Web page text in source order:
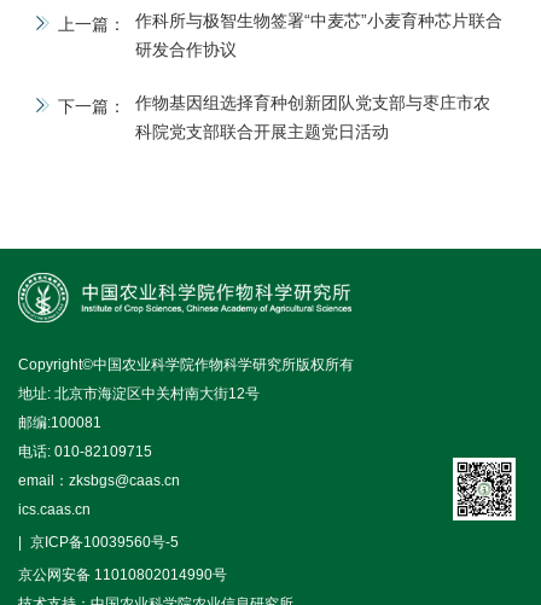
上一篇：
作科所与极智生物签署“中麦芯”小麦育种芯片联合
研发合作协议
下一篇：
作物基因组选择育种创新团队党支部与枣庄市农
科院党支部联合开展主题党日活动
Copyright©中国农业科学院作物科学研究所版权所有
地址: 北京市海淀区中关村南大街12号
邮编:100081
电话: 010-82109715
email：zksbgs@caas.cn
ics.caas.cn
京ICP备10039560号-5
京公网安备 11010802014990号